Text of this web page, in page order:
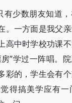
有少数朋友知道
。一方面是我父
高中时学校功课
”学过一阵唱。
彩的，学生会有
得搞美学应有一